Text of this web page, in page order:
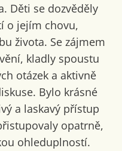
Děti se dozvěděly
o jejím chovu,
života. Se zájmem
kladly spoustu
otázek a aktivně
Bylo krásné
a laskavý přístup
opatrně,
ohleduplností.